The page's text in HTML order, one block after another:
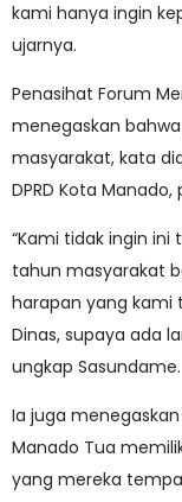
kami hanya ingin
ujarnya.
Penasihat Forum
menegaskan
masyarakat, kata
DPRD Kota
“Kami tidak ingin
tahun masyarakat
harapan yang kami
Dinas, supaya ada
ungkap Sasundame.
Ia juga
Manado Tua
yang mereka